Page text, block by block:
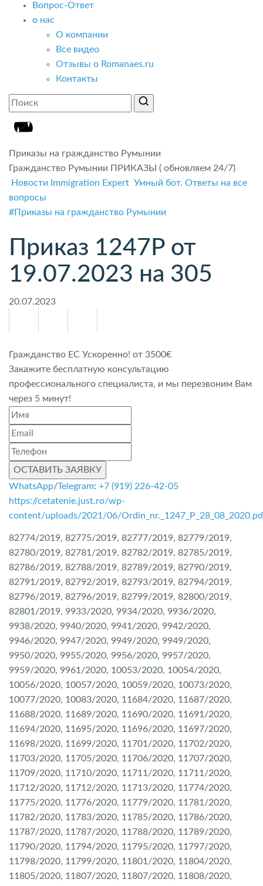
Вопрос-Ответ
о нас
О компании
Все видео
Отзывы о Romanaes.ru
Контакты
Приказы на гражданство Румынии
Гражданство Румынии ПРИКАЗЫ ( обновляем 24/7)
Новости Immigration Expert Умный бот. Ответы на все
вопросы
#Приказы на гражданство Румынии
Приказ 1247P от
19.07.2023 на 305
20.07.2023
Гражданство ЕС Ускоренно! от 3500€
Закажите бесплатную консультацию
профессионального специалиста, и мы перезвоним Вам
через 5 минут!
ОСТАВИТЬ ЗАЯВКУ
WhatsApp/Telegram: +7 (919) 226-42-05
https://cetatenie.just.ro/wp-
content/uploads/2021/06/
82774/2019, 82775/2019, 82777/2019, 82779/2019,
82780/2019, 82781/2019, 82782/2019, 82785/2019,
82786/2019, 82788/2019, 82789/2019, 82790/2019,
82791/2019, 82792/2019, 82793/2019, 82794/2019,
82796/2019, 82796/2019, 82799/2019, 82800/2019,
82801/2019, 9933/2020, 9934/2020, 9936/2020,
9938/2020, 9940/2020, 9941/2020, 9942/2020,
9946/2020, 9947/2020, 9949/2020, 9949/2020,
9950/2020, 9955/2020, 9956/2020, 9957/2020,
9959/2020, 9961/2020, 10053/2020, 10054/2020,
10056/2020, 10057/2020, 10059/2020, 10073/2020,
10077/2020, 10083/2020, 11684/2020, 11687/2020,
11688/2020, 11689/2020, 11690/2020, 11691/2020,
11694/2020, 11695/2020, 11696/2020, 11697/2020,
11698/2020, 11699/2020, 11701/2020, 11702/2020,
11703/2020, 11705/2020, 11706/2020, 11707/2020,
11709/2020, 11710/2020, 11711/2020, 11711/2020,
11712/2020, 11712/2020, 11713/2020, 11774/2020,
11775/2020, 11776/2020, 11779/2020, 11781/2020,
11782/2020, 11783/2020, 11785/2020, 11786/2020,
11787/2020, 11787/2020, 11788/2020, 11789/2020,
11790/2020, 11794/2020, 11795/2020, 11797/2020,
11798/2020, 11799/2020, 11801/2020, 11804/2020,
11805/2020, 11807/2020, 11807/2020, 11808/2020,